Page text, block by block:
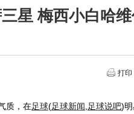
星 梅西小白哈
打印
质，在足球(足球新闻 足球说吧)